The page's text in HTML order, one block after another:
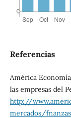
Referencias
América
las empresas del
http://
mercados/